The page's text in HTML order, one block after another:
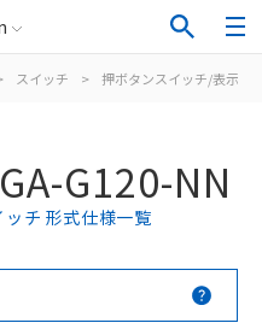
スイッチ > 押ボタンスイッチ/表示灯
G120-NN
チ 形式仕様一覧